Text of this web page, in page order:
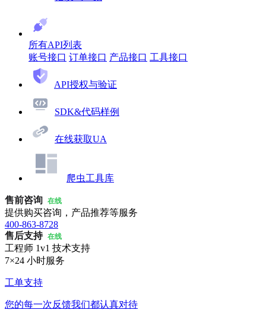
所有API列表
账号接口 订单接口 产品接口 工具接口
API授权与验证
SDK&代码样例
在线获取UA
爬虫工具库
售前咨询 在线
提供购买咨询，产品推荐等服务
400-863-8728
售后支持 在线
工程师 1v1 技术支持
7×24 小时服务
工单支持
您的每一次反馈我们都认真对待